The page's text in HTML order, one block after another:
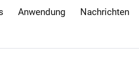
Anwendung Nachrichten